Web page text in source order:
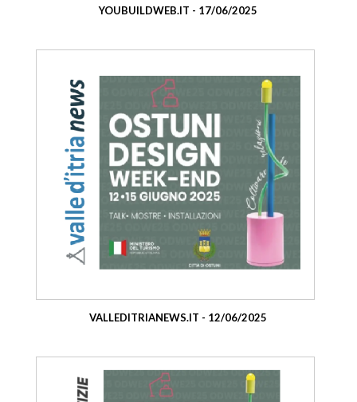
YOUBUILDWEB.IT - 17/06/2025
VALLEDITRIANEWS.IT - 12/06/2025